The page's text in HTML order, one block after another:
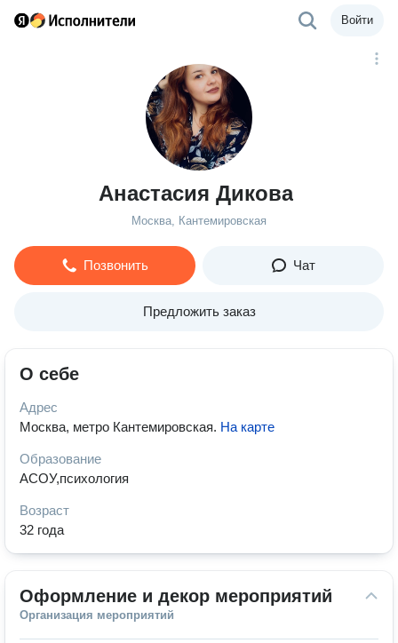
Войти
Анастасия Дикова
Москва, Кантемировская
Позвонить Чат
Предложить заказ
О себе
Адрес
Москва, метро Кантемировская. На карте
Образование
АСОУ,психология
Возраст
32 года
Оформление и декор мероприятий
Организация мероприятий